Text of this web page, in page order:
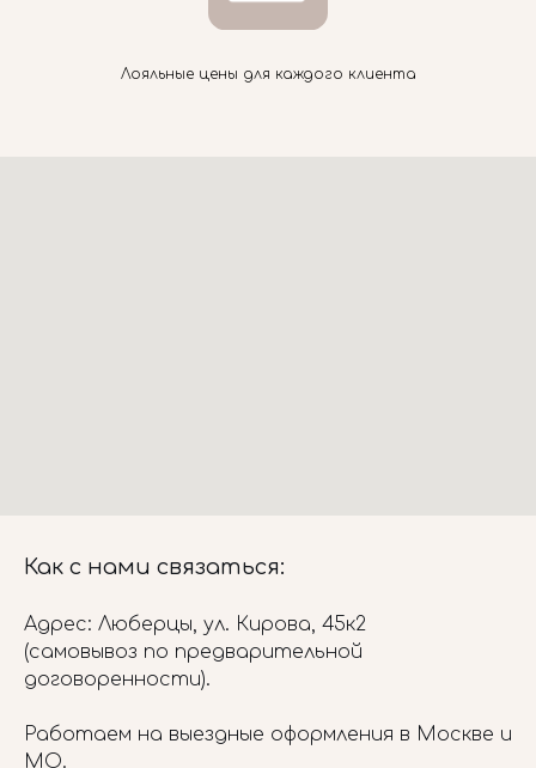
Лояльные цены для каждого клиента
Как с нами связаться:
Адрес: Люберцы, ул. Кирова, 45к2
(самовывоз по предварительной
договоренности).
Работаем на выездные оформления в Москве и
МО.